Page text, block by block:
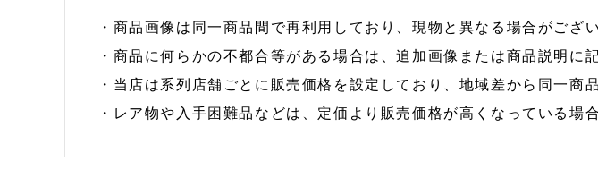
・商品画像は同一商品間で再利用しており、現物と異なる場合がござい
・商品に何らかの不都合等がある場合は、追加画像または商品説明に
・当店は系列店舗ごとに販売価格を設定しており、地域差から同一商
・レア物や入手困難品などは、定価より販売価格が高くなっている場